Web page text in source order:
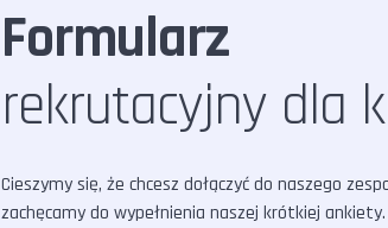
Formularz
rekrutacyjny dla
Cieszymy się, że chcesz dołączyć do naszego
zachęcamy do wypełnienia naszej krótkiej